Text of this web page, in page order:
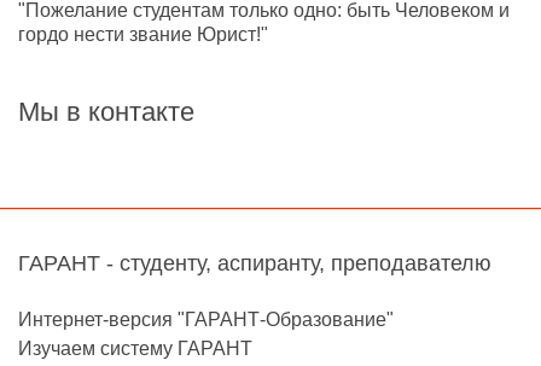
"Пожелание студентам только одно: быть Человеком и
гордо нести звание Юрист!"
Мы в контакте
ГАРАНТ - студенту, аспиранту, преподавателю
Интернет-версия "ГАРАНТ-Образование"
Изучаем систему ГАРАНТ